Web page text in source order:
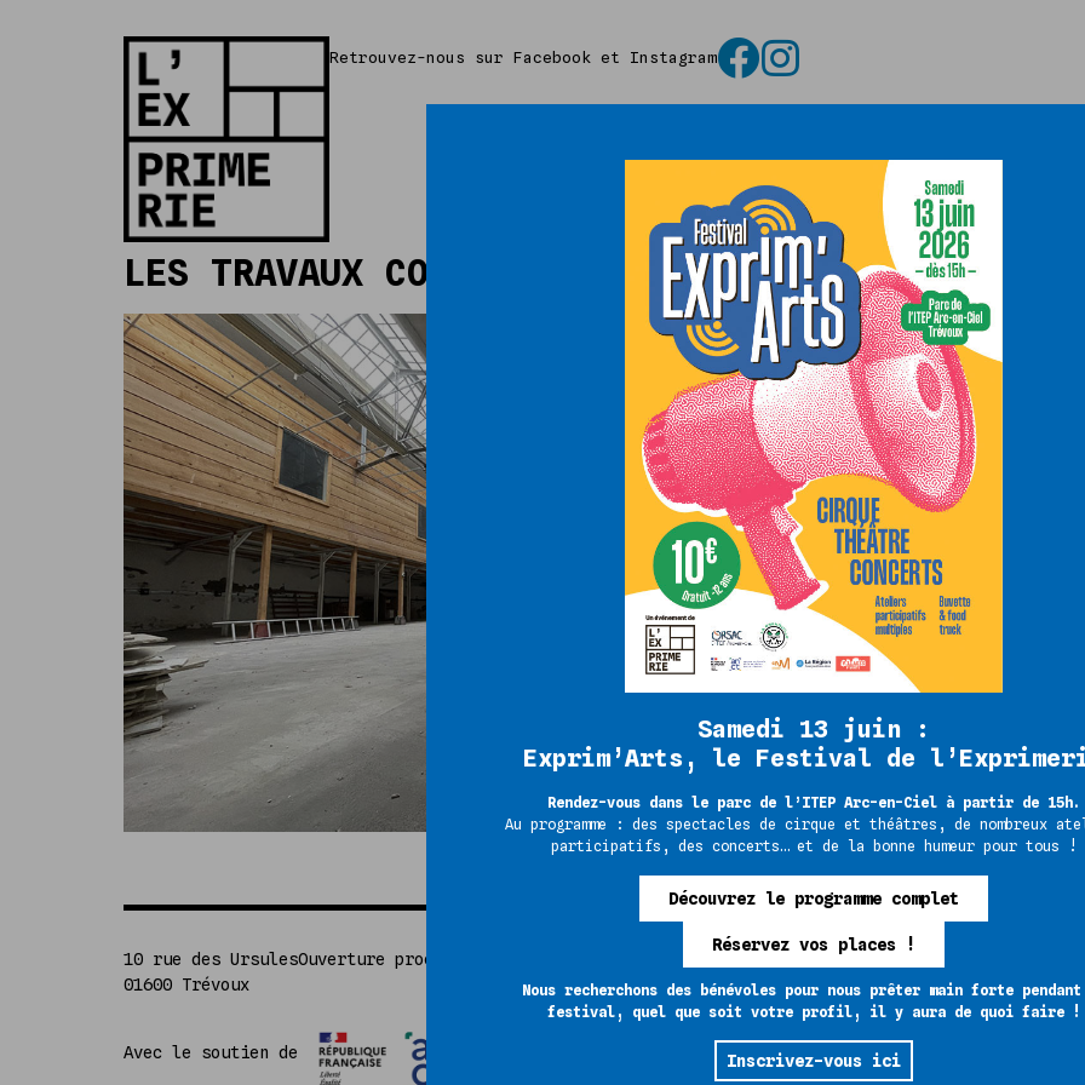
Retrouvez-nous sur Facebook et Instagram
LES TRAVAUX COMMENCENT !
Dès début janvier,
à travailler !
Première opération :
entrer la lumière. Casse,
satisfaisante laisse voir
lumineux.
Il reste encore beaucoup
et de vos compétences,
10 rue des Ursules
01600 Trévoux
Ouverture prochaine
Des questions ? Envie de nous rejoindre ?
contact@lexprimerie.org
Avec le soutien de
Samedi 13 juin :
Exprim’Arts, le Festival de
Rendez-vous dans le parc de l’ITEP Arc-en-Ciel à partir de 15h.
Au programme : des spectacles de cirque et théâtres, de nombreux
participatifs, des concerts… et de la bonne humeur pour tous !
Découvrez le programme complet
Réservez vos places !
Nous recherchons des bénévoles pour nous prêter main forte
festival, quel que soit votre profil, il y aura de quoi faire !
Inscrivez-vous ici